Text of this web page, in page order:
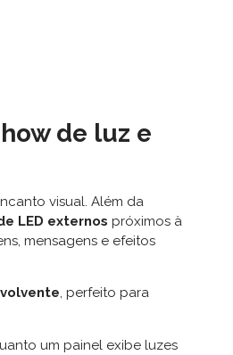
de luz e
visual. Além da
LED externos próximos à
mensagens e efeitos
, perfeito para
um painel exibe luzes